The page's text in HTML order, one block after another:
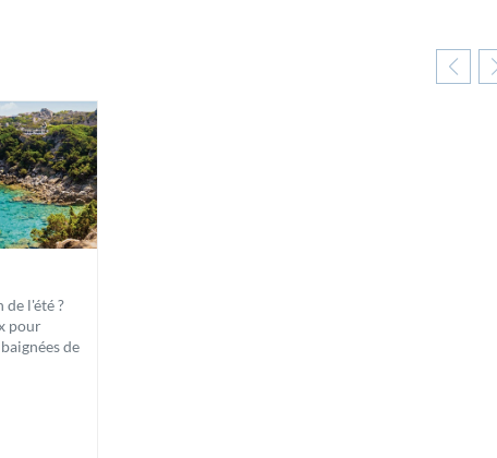
de l'été ?
pour
de